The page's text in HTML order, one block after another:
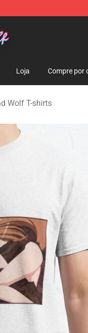
Loja Compre por
Wolf T-shirts